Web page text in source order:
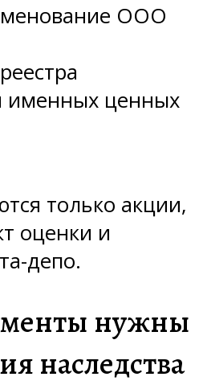
ООО
именных ценных
только акции,
оценки и
депо.
нужны
наследства